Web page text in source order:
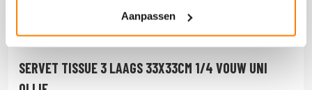
Aanpassen
SERVET TISSUE 3 LAAGS 33X33CM 1/4 VOUW UNI